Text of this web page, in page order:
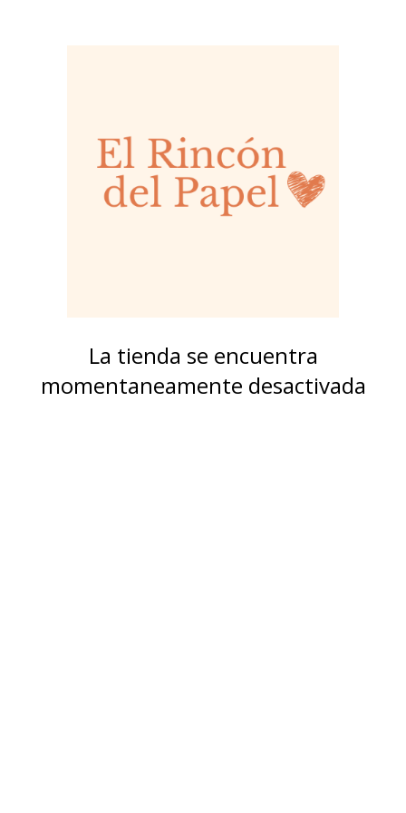
La tienda se encuentra
momentaneamente desactivada